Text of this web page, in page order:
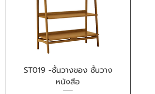
ST019 -ชั้นวางของ ชั้นวาง
หนังสือ